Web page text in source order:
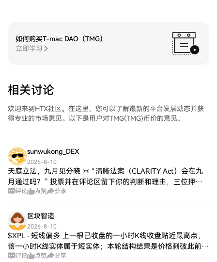
如何购买T-mac DAO（TMG）
立即学习
相关讨论
欢迎来到HTX社区。在这里，您可以了解最新的平台发展动态并获
得专业的市场意见。以下是用户对TMG(TMG)币价的意见。
sunwukong_DEX
2026-8-10
天庭立法，九月见分晓 📜 “清晰法案（CLARITY Act）会在九
月通过吗？” 投票并在评论区留下你的判断和理由，三位押中
的道友届时将有神秘惊喜相送 🎁
评论 点赞 分享
区块智造
2026-8-10
$XPL · 短线偏多 上一根已收盘的一小时K线收盘贴近最高点，
该一小时K线实体属于短实体；本轮结构结果是价格刺破此前低
点后重新收回， 最新十五分钟成交量为前二十根十五分钟均量
评论 点赞 分享